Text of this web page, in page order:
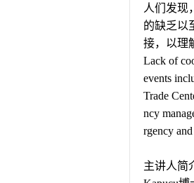
人们发现
的缺乏以
接，以理
Lack of
events
Trade
ncy
rgency
主讲人简